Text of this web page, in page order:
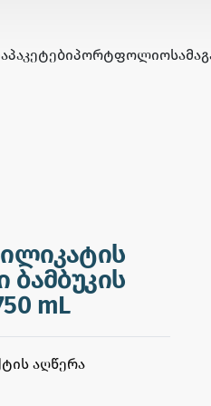
ᲞᲐᲙᲔᲢᲔᲑᲘᲞᲝᲠᲢᲤᲝᲚᲘᲝ
ბამბუკის
mL
ᲐᲦᲬᲔᲠᲐ